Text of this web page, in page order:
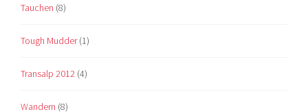
Tauchen (8)
Tough Mudder(1)
Transalp 2012 (4)
Wandern (8)